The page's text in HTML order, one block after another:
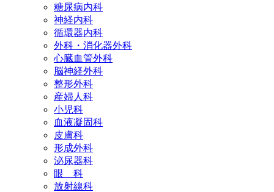
糖尿病内科
神経内科
循環器内科
外科・消化器外科
心臓血管外科
脳神経外科
整形外科
産婦人科
小児科
血液凝固科
皮膚科
形成外科
泌尿器科
眼 科
放射線科